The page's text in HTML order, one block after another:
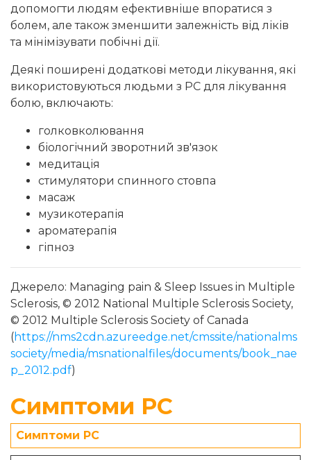
допомогти людям ефективніше впоратися з
болем, але також зменшити залежність від ліків
та мінімізувати побічні дії.
Деякі поширені додаткові методи лікування, які
використовуються людьми з РС для лікування
болю, включають:
голковколювання
біологічний зворотний зв'язок
медитація
стимулятори спинного стовпа
масаж
музикотерапія
ароматерапія
гіпноз
Джерело: Managing pain & Sleep Issues in Multiple
Sclerosis, © 2012 National Multiple Sclerosis Society,
© 2012 Multiple Sclerosis Society of Canada
(https://nms2cdn.azureedge.net/cmssite/nationalms
society/media/msnationalfiles/documents/book_nae
p_2012.pdf)
Симптоми РС
Симптоми РС